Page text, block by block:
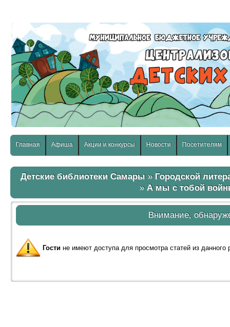
Главная Афиша Акции и конкурсы Новости Посетителям
Детские библиотеки Самары » Городской
»А мы с тобой
Внимание,
Гости не имеют доступа для просмотра статей из данного